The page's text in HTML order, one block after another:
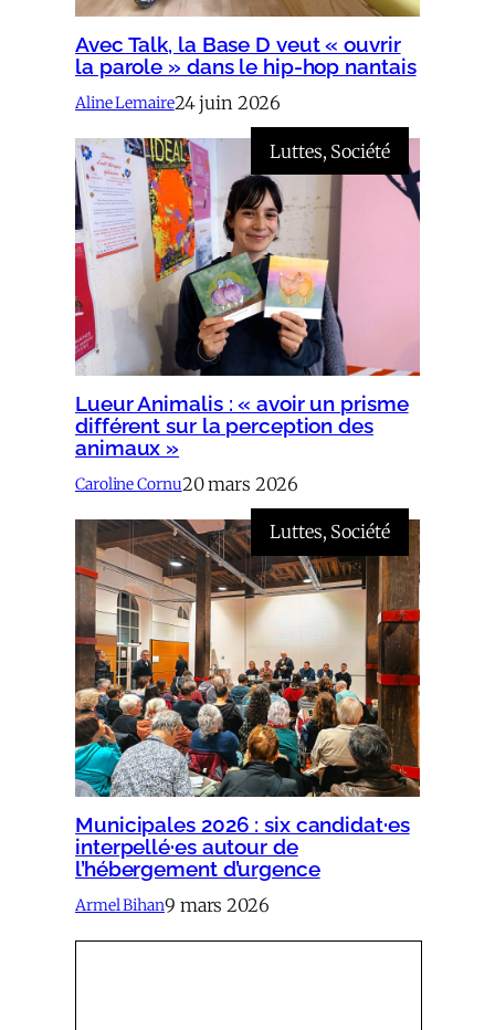
Avec Talk, la Base D veut « ouvrir
la parole » dans le hip-hop nantais
Aline Lemaire24 juin 2026
Luttes, Société
Lueur Animalis : « avoir un prisme
différent sur la perception des
animaux »
Caroline Cornu20 mars 2026
Luttes, Société
Municipales 2026 : six candidat·es
interpellé·es autour de
l’hébergement d’urgence
Armel Bihan9 mars 2026